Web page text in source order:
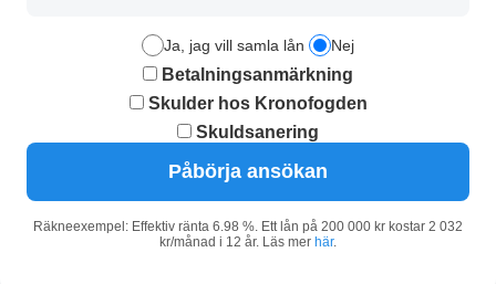
Ja, jag vill samla lån Nej
Betalningsanmärkning
Skulder hos Kronofogden
Skuldsanering
Påbörja ansökan
Räkneexempel: Effektiv ränta 6.98 %. Ett lån på 200 000 kr kostar 2 032
kr/månad i 12 år. Läs mer här.